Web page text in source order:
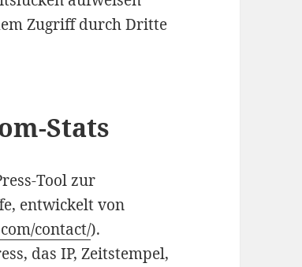
Zugriff durch Dritte
Stats
Tool zur
entwickelt von
contact/).
das IP, Zeitstempel,